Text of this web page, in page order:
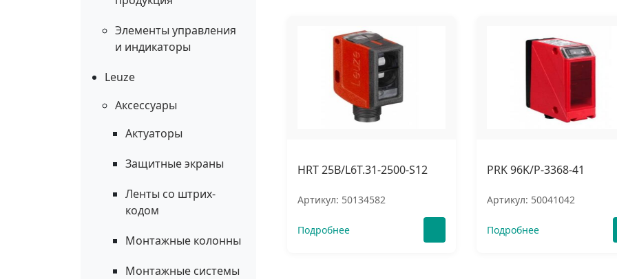
Элементы управления
и индикаторы
Leuze
Аксессуары
Актуаторы
Защитные экраны
Ленты со штрих-
кодом
Монтажные колонны
Монтажные системы
HRT 25B/L6T.31-2500-S12
Артикул: 50134582
Подробнее
PRK 96K/P-3368-41
Артикул: 50041042
Подробнее